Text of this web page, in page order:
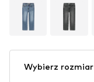
Wybierz rozmiar